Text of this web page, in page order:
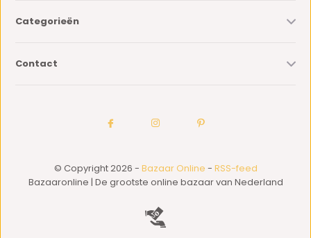
Categorieën
Contact
© Copyright 2026 - Bazaar Online - RSS-feed
Bazaaronline | De grootste online bazaar van Nederland